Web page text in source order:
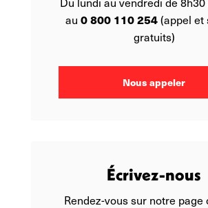
au 0 800 110 254(appel et
gratuits)
Nous appeler
Écrivez-nous
Rendez-vous sur notre